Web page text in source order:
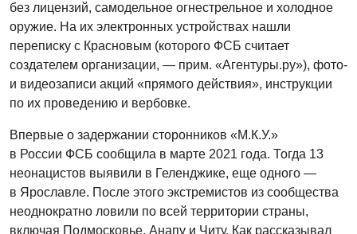
без лицензий, самодельное огнестрельное и холодное
оружие. На их электронных устройствах нашли
переписку с Красновым (которого ФСБ считает
создателем организации, — прим. «Агентуры.ру»), фото-
и видеозаписи акций «прямого действия», инструкции
по их проведению и вербовке.
Впервые о задержании сторонников «М.К.У.»
в России ФСБ сообщила в марте 2021 года. Тогда 13
неонацистов выявили в Геленджике, еще одного —
в Ярославле. После этого экстремистов из сообщества
неоднократно ловили по всей территории страны,
включая Подмосковье, Анапу и Читу. Как рассказывал